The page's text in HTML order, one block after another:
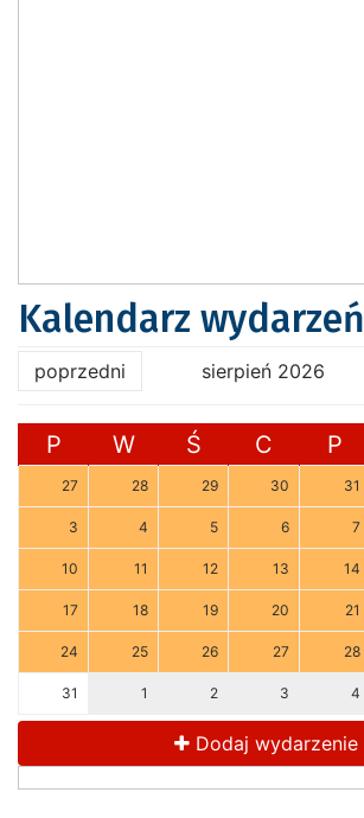
Kalendarz wydarzeń
poprzedni sierpień 2026
P W Ś C P
27 28 29 30 31
3 4 5 6 7
10 11 12 13 14
17 18 19 20 21
24 25 26 27 28
31 1 2 3 4
Dodaj wydarzenie